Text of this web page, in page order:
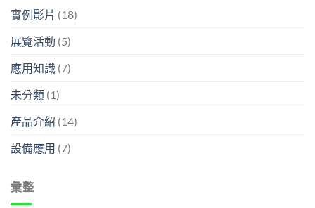
實例影片 (18)
展覽活動 (5)
應用知識 (7)
未分類 (1)
產品介紹 (14)
設備應用 (7)
彙整